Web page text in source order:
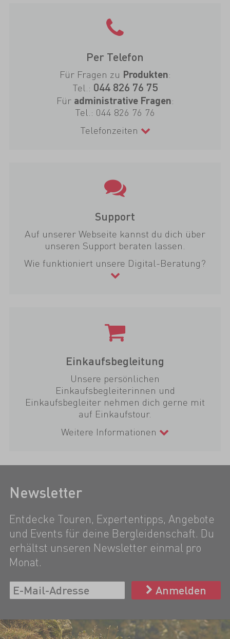
Per Telefon
Für Fragen zu Produkten:
Tel.: 044 826 76 75
Für administrative Fragen:
Tel.: 044 826 76 76
Telefonzeiten
Support
Auf unserer Webseite kannst du dich über
unseren Support beraten lassen.
Wie funktioniert unsere Digital-Beratung?
Einkaufsbegleitung
Unsere persönlichen
Einkaufsbegleiterinnen und
Einkaufsbegleiter nehmen dich gerne mit
auf Einkaufstour.
Weitere Informationen
Newsletter
Entdecke Touren, Expertentipps, Angebote
und Events für deine Bergleidenschaft. Du
erhältst unseren Newsletter einmal pro
Monat.
Anmelden